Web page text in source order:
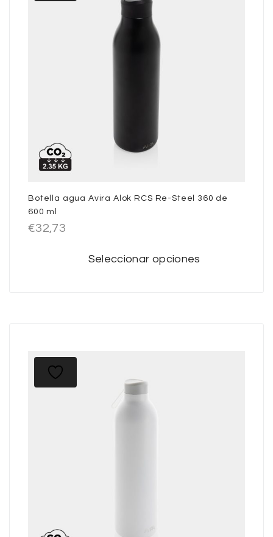
Botella agua Avira Alok RCS Re-Steel 360 de
600 ml
€32,73
Seleccionar opciones